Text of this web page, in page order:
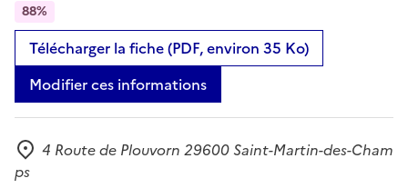
88%
Télécharger la fiche (PDF, environ 35 Ko)
Modifier ces informations
Adresse
4 Route de Plouvorn 29600 Saint-Martin-des-Cham
ps